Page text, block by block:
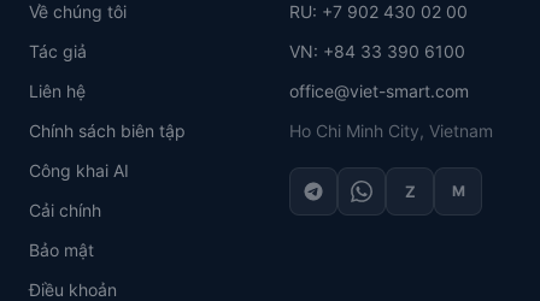
Về chúng tôi
Tác giả
Liên hệ
Chính sách biên tập
Công khai AI
Cải chính
Bảo mật
Điều khoản
RU: +7 902 430 02 00
VN: +84 33 390 6100
office@viet-smart.com
Ho Chi Minh City, Vietnam
Z M